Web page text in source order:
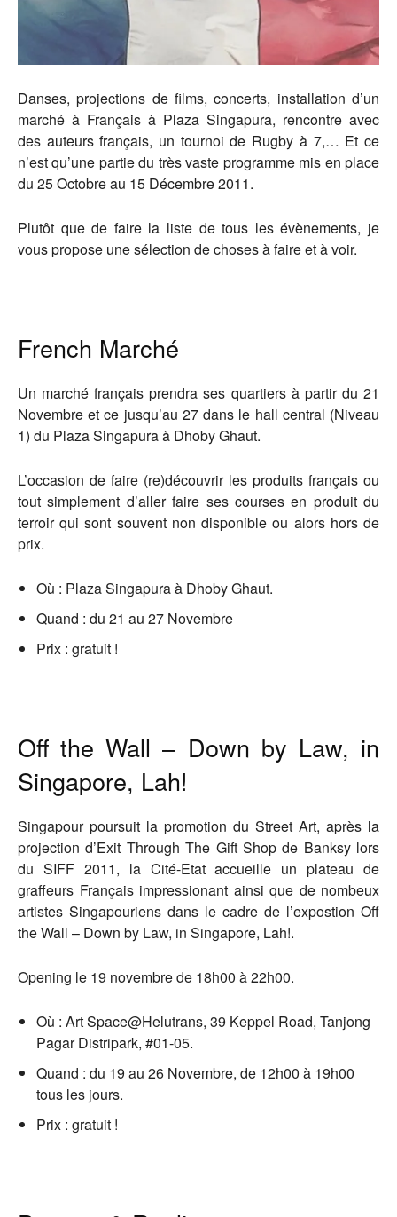
Danses, projections de films, concerts, installation d’un
marché à Français à Plaza Singapura, rencontre avec
des auteurs français, un tournoi de Rugby à 7,… Et ce
n’est qu’une partie du très vaste programme mis en place
du 25 Octobre au 15 Décembre 2011.
Plutôt que de faire la liste de tous les évènements, je
vous propose une sélection de choses à faire et à voir.
French Marché
Un marché français prendra ses quartiers à partir du 21
Novembre et ce jusqu’au 27 dans le hall central (Niveau
1) du Plaza Singapura à Dhoby Ghaut.
L’occasion de faire (re)découvrir les produits français ou
tout simplement d’aller faire ses courses en produit du
terroir qui sont souvent non disponible ou alors hors de
prix.
Où : Plaza Singapura à Dhoby Ghaut.
Quand : du 21 au 27 Novembre
Prix : gratuit !
Off the Wall – Down by Law, in
Singapore, Lah!
Singapour poursuit la promotion du Street Art, après la
projection d’Exit Through The Gift Shop de Banksy lors
du SIFF 2011, la Cité-Etat accueille un plateau de
graffeurs Français impressionant ainsi que de nombeux
artistes Singapouriens dans le cadre de l’expostion Off
the Wall – Down by Law, in Singapore, Lah!.
Opening le 19 novembre de 18h00 à 22h00.
Où : Art Space@Helutrans, 39 Keppel Road, Tanjong
Pagar Distripark, #01-05.
Quand : du 19 au 26 Novembre, de 12h00 à 19h00
tous les jours.
Prix : gratuit !